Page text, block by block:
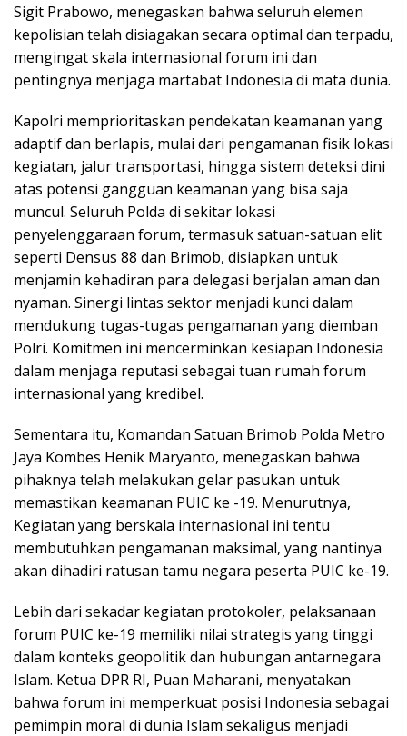
Sigit Prabowo, menegaskan bahwa seluruh elemen
kepolisian telah disiagakan secara optimal dan terpadu,
mengingat skala internasional forum ini dan
pentingnya menjaga martabat Indonesia di mata dunia.
Kapolri memprioritaskan pendekatan keamanan yang
adaptif dan berlapis, mulai dari pengamanan fisik lokasi
kegiatan, jalur transportasi, hingga sistem deteksi dini
atas potensi gangguan keamanan yang bisa saja
muncul. Seluruh Polda di sekitar lokasi
penyelenggaraan forum, termasuk satuan-satuan elit
seperti Densus 88 dan Brimob, disiapkan untuk
menjamin kehadiran para delegasi berjalan aman dan
nyaman. Sinergi lintas sektor menjadi kunci dalam
mendukung tugas-tugas pengamanan yang diemban
Polri. Komitmen ini mencerminkan kesiapan Indonesia
dalam menjaga reputasi sebagai tuan rumah forum
internasional yang kredibel.
Sementara itu, Komandan Satuan Brimob Polda Metro
Jaya Kombes Henik Maryanto, menegaskan bahwa
pihaknya telah melakukan gelar pasukan untuk
memastikan keamanan PUIC ke -19. Menurutnya,
Kegiatan yang berskala internasional ini tentu
membutuhkan pengamanan maksimal, yang nantinya
akan dihadiri ratusan tamu negara peserta PUIC ke-19.
Lebih dari sekadar kegiatan protokoler, pelaksanaan
forum PUIC ke-19 memiliki nilai strategis yang tinggi
dalam konteks geopolitik dan hubungan antarnegara
Islam. Ketua DPR RI, Puan Maharani, menyatakan
bahwa forum ini memperkuat posisi Indonesia sebagai
pemimpin moral di dunia Islam sekaligus menjadi